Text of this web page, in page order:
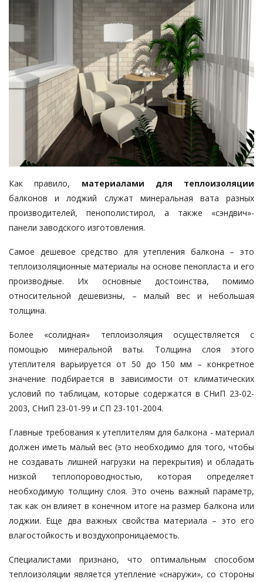
Как правило, материалами для теплоизоляции
балконов и лоджий служат минеральная вата разных
производителей, пенополистирол, а также «сэндвич»-
панели заводского изготовления.
Самое дешевое средство для утепления балкона – это
теплоизоляционные материалы на основе пенопласта и его
производные. Их основные достоинства, помимо
относительной дешевизны, – малый вес и небольшая
толщина.
Более «солидная» теплоизоляция осуществляется с
помощью минеральной ваты. Толщина слоя этого
утеплителя варьируется от 50 до 150 мм – конкретное
значение подбирается в зависимости от климатических
условий по таблицам, которые содержатся в СНиП 23-02-
2003, СНиП 23-01-99 и СП 23-101-2004.
Главные требования к утеплителям для балкона - материал
должен иметь малый вес (это необходимо для того, чтобы
не создавать лишней нагрузки на перекрытия) и обладать
низкой теплопороводностью, которая определяет
необходимую толщину слоя. Это очень важный параметр,
так как он влияет в конечном итоге на размер балкона или
лоджии. Еще два важных свойства материала – это его
влагостойкость и воздухопроницаемость.
Специалистами признано, что оптимальным способом
теплоизоляции является утепление «снаружи», со стороны